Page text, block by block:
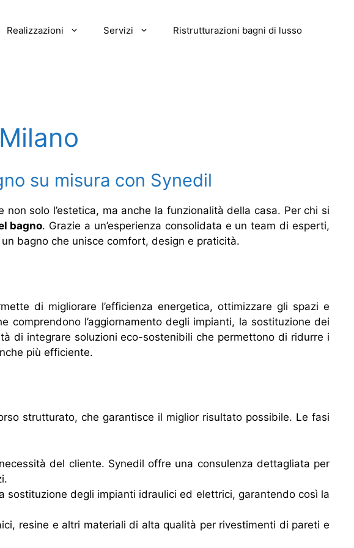
Realizzazioni Servizi Ristrutturazioni bagni di lusso
su misura con Synedil
solo l’estetica, ma anche la funzionalità della casa. Per chi si
bagno. Grazie a un’esperienza consolidata e un team di esperti,
bagno che unisce comfort, design e praticità.
di migliorare l’efficienza energetica, ottimizzare gli spazi e
l’aggiornamento degli impianti, la sostituzione dei
di integrare soluzioni eco-sostenibili che permettono di ridurre i
più efficiente.
strutturato, che garantisce il miglior risultato possibile. Le fasi
del cliente. Synedil offre una consulenza dettagliata per
sostituzione degli impianti idraulici ed elettrici, garantendo così la
resine e altri materiali di alta qualità per rivestimenti di pareti e